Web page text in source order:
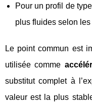
Pour un profil de
plus fluides selon
Le point commun est
utilisée comme
substitut complet à
valeur est la plus